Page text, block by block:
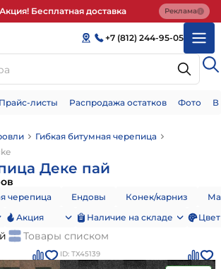
Акция! Бесплатная доставка Реклама
+7 (812) 244-95-05
Прайс-листы Распродажа остатков Фото
Гибкая битумная черепица
Деке пай
черепица Ендовы Конек/карниз
Акция Наличие на складе Цвет
Товары списком
ID: ТХ45139